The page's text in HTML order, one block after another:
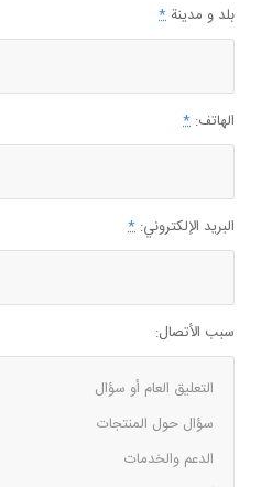
بلد و مدينة *
الهاتف: *
البريد الإلكتروني: *
سبب الأتصال: